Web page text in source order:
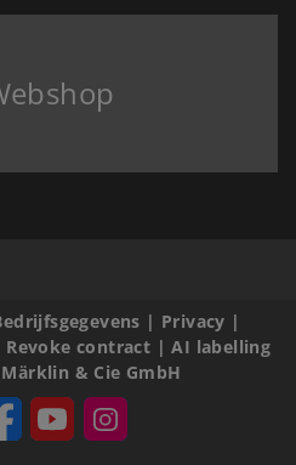
| Privacy |
Revoke contract |AI labelling
& Cie GmbH